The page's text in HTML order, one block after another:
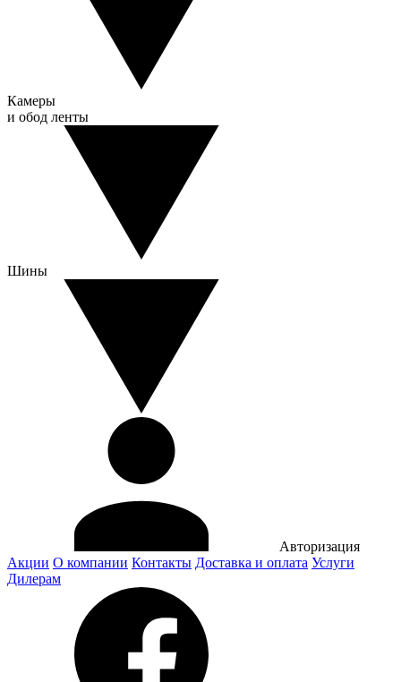
Камеры
и обод ленты
Шины
Авторизация
Акции О компании Контакты Доставка и оплата Услуги
Дилерам